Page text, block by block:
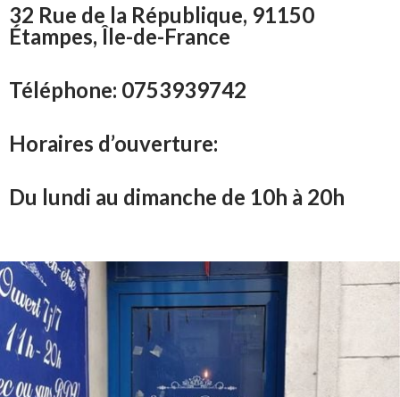
32 Rue de la République, 91150
Étampes, Île-de-France
Téléphone: 0753939742
Horaires d’ouverture:
Du lundi au dimanche de 10h à 20h